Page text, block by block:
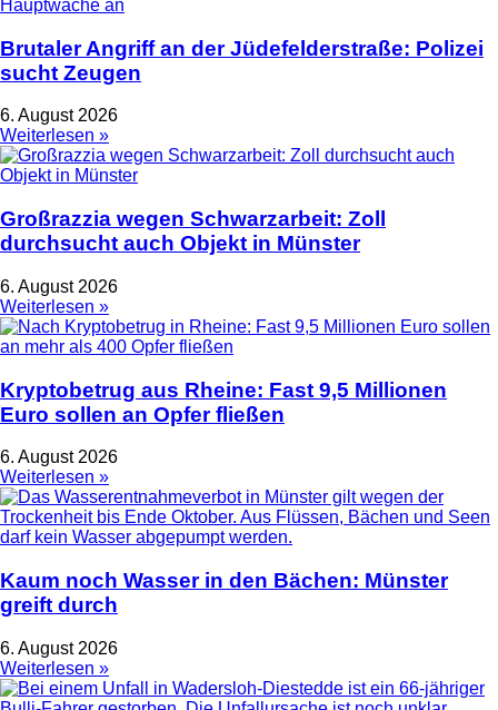
Brutaler Angriff an der Jüdefelderstraße: Polizei
sucht Zeugen
6. August 2026
Weiterlesen »
Großrazzia wegen Schwarzarbeit: Zoll
durchsucht auch Objekt in Münster
6. August 2026
Weiterlesen »
Kryptobetrug aus Rheine: Fast 9,5 Millionen
Euro sollen an Opfer fließen
6. August 2026
Weiterlesen »
Kaum noch Wasser in den Bächen: Münster
greift durch
6. August 2026
Weiterlesen »